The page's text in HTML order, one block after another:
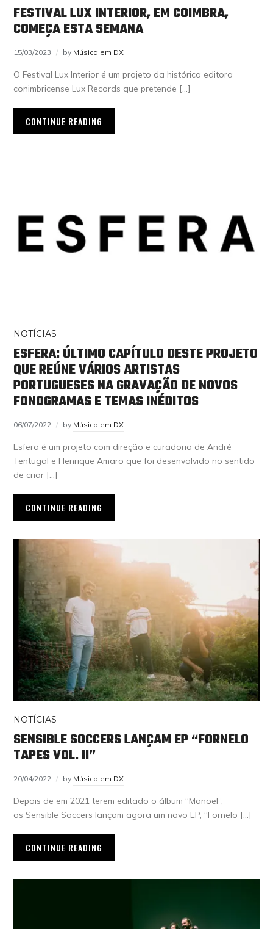
FESTIVAL LUX INTERIOR, EM COIMBRA,
COMEÇA ESTA SEMANA
15/03/2023 by Música em DX
O Festival Lux Interior é um projeto da histórica editora
conimbricense Lux Records que pretende […]
CONTINUE READING
NOTÍCIAS
ESFERA: ÚLTIMO CAPÍTULO DESTE PROJETO
QUE REÚNE VÁRIOS ARTISTAS
PORTUGUESES NA GRAVAÇÃO DE NOVOS
FONOGRAMAS E TEMAS INÉDITOS
06/07/2022 by Música em DX
Esfera é um projeto com direção e curadoria de André
Tentugal e Henrique Amaro que foi desenvolvido no sentido
de criar […]
CONTINUE READING
NOTÍCIAS
SENSIBLE SOCCERS LANÇAM EP “FORNELO
TAPES VOL. II”
20/04/2022 by Música em DX
Depois de em 2021 terem editado o álbum “Manoel”,
os Sensible Soccers lançam agora um novo EP, “Fornelo […]
CONTINUE READING